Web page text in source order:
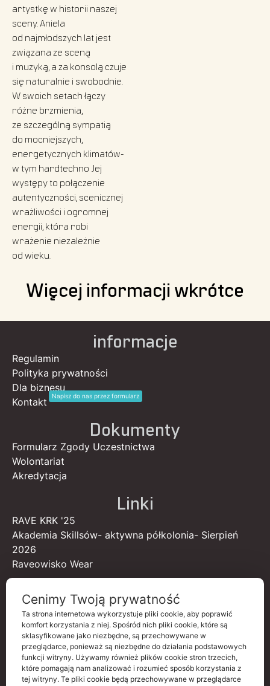
artystkę w historii naszej
sceny. Aniela
od najmłodszych lat jest
związana ze sceną
i muzyką, a za konsolą czuje
się naturalnie i swobodnie.
W swoich setach łączy
różne brzmienia,
ze szczególną sympatią
do mocniejszych,
energetycznych klimatów-
w tym hardtechno Jej
występy to połączenie
autentyczności, scenicznej
wrażliwości i ogromnej
energii, która robi
wrażenie niezależnie
od wieku.
Więcej informacji wkrótce
informacje
Regulamin
Polityka prywatności
Dla biznesu
Kontakt
Napisz do nas przez formularz
Dokumenty
Formularz Zgody Uczestnictwa
Wolontariat
Akredytacja
Linki
RAVE KRK '25
Akademia Skillsów- aktywna półkolonia- Sierpień
2026
Raveowisko Wear
Cenimy Twoją prywatność
Ta strona internetowa wykorzystuje pliki cookie, aby poprawić
komfort korzystania z niej. Spośród nich pliki cookie, które są
sklasyfikowane jako niezbędne, są przechowywane w
przeglądarce, ponieważ są niezbędne do działania podstawowych
funkcji witryny. Używamy również plików cookie stron trzecich,
które pomagają nam analizować i rozumieć sposób korzystania z
tej witryny. Te pliki cookie będą przechowywane w przeglądarce